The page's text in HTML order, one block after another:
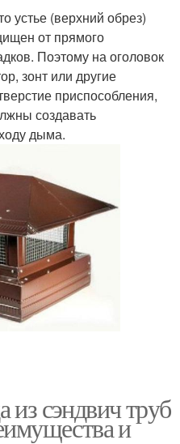
устье (верхний обрез)
от прямого
Поэтому на оголовок
зонт или другие
приспособления,
создавать
дыма.
сэндвич труб
и